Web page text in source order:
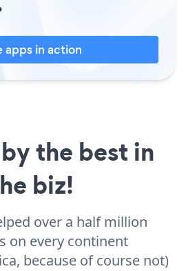
apps in action
the best in
biz!
over a half million
on every continent
because of course not)